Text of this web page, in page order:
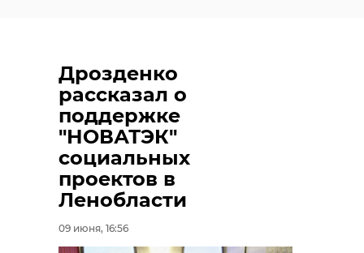
Дрозденко
рассказал о
поддержке
"НОВАТЭК"
социальных
проектов в
Ленобласти
09 июня, 16:56